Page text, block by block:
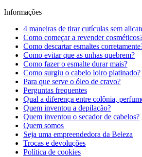
Informações
4 maneiras de tirar cutículas sem
Como começar a revender
Como descartar esmaltes
Como evitar que as unhas quebrem?
Como fazer o esmalte durar mais?
Como surgiu o cabelo loiro platinado?
Para que serve o óleo de cravo?
Perguntas frequentes
Qual a diferença entre colônia,
Quem inventou a depilação?
Quem inventou o secador de cabelos?
Quem somos
Seja uma empreendedora da Beleza
Trocas e devoluções
Política de cookies